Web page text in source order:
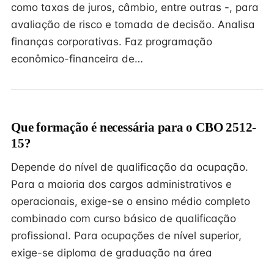
como taxas de juros, câmbio, entre outras -, para
avaliação de risco e tomada de decisão. Analisa
finanças corporativas. Faz programação
econômico-financeira de…
Que formação é necessária para o CBO 2512-
15?
Depende do nível de qualificação da ocupação.
Para a maioria dos cargos administrativos e
operacionais, exige-se o ensino médio completo
combinado com curso básico de qualificação
profissional. Para ocupações de nível superior,
exige-se diploma de graduação na área